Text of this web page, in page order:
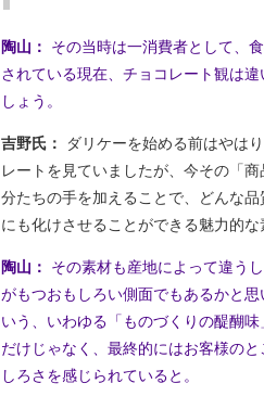
陶山： その当時は一消費者として、
されている現在、チョコレート観は
しょう。
吉野氏：
ダリケーを始める前はやは
レートを見ていましたが、今その「
分たちの手を加えることで、どんな
にも化けさせることができる魅力的な
陶山： その素材も産地によって違う
がもつおもしろい側面でもあるかと
いう、いわゆる「ものづくりの醍醐
だけじゃなく、最終的にはお客様の
しろさを感じられていると。